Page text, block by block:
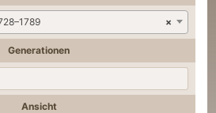
×
Generationen
Ansicht